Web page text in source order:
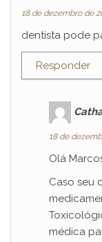
18 de dezembro de
dentista pode
Responder
18 de
Olá
Caso seu
médica